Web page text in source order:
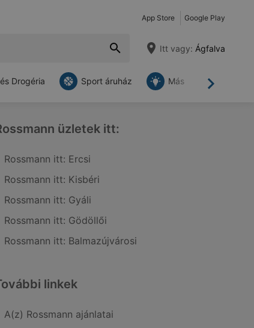
App Store Google Play
Itt vagy: Ágfalva
Tovább
Drogéria Sport áruház Más
üzletek itt:
Rossmann itt: Ercsi
Rossmann itt: Kisbéri
Rossmann itt: Gyáli
Rossmann itt: Gödöllői
Rossmann itt: Balmazújvárosi
linkek
A(z) Rossmann ajánlatai